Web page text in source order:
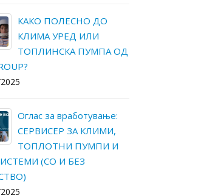
Оглас за вработување:
СЕРВИСЕР ЗА КЛИМИ,
ТОПЛОТНИ ПУМПИ И
(СО И БЕЗ
ICS Group – Daikin Kings-
за највисок промет во
2024 годинa.